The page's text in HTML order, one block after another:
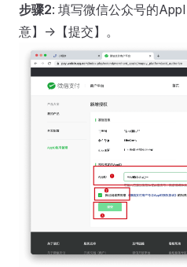
步骤2: 填写微信公众号的
意】->【提交】。